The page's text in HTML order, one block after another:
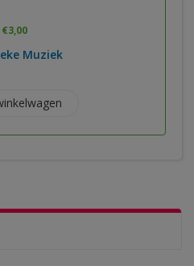
€3,00
Muziek